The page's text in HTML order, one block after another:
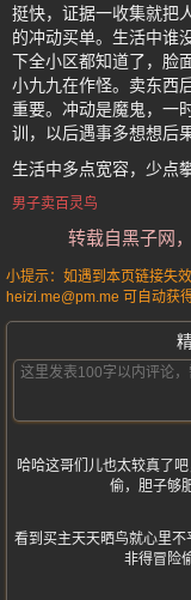
挺快，证据一收集就把
的冲动买单。生活中谁
下全小区都知道了，脸
小九九在作怪。卖东西
重要。冲动是魔鬼，一
训，以后遇事多想想后
生活中多点宽容，少点
男子卖百灵鸟
转载自黑子网
小提示：如遇到本页链接失
heizi.me@pm.me 可自动获
哈哈这哥们儿也太较真了
偷，胆子够
看到买主天天晒鸟就心里不
非得冒险